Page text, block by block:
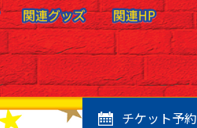
関連グッズ
関連グッズ 関連HP
関連HP
チケット予約